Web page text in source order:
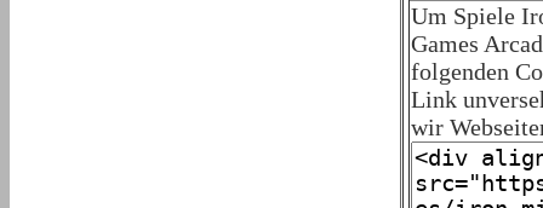
Um Spiele
Games
folgenden
Link
wir